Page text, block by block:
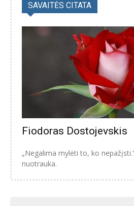
SAVAITĖS CITATA
Fiodoras Dostojevskis
„Negalima mylėti to, ko
nuotrauka.